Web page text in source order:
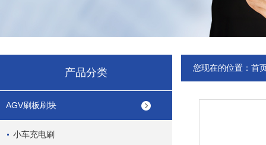
产品分类
AGV刷板刷块
小车充电刷
您现在的位置： 首